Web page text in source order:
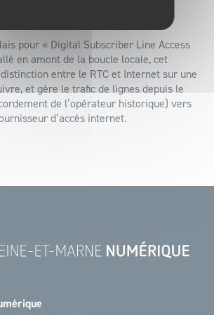
pour « Digital Subscriber Line Access
en amont de la boucle locale, cet
entre le RTC et Internet sur une
et gère le trafic de lignes depuis le
de l’opérateur historique) vers
d’accès internet.